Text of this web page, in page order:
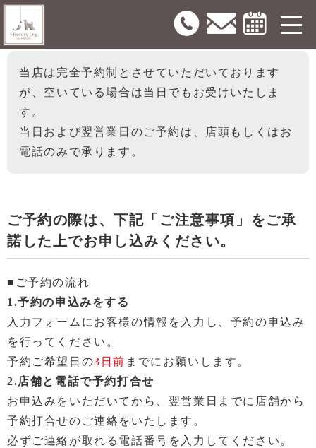
予約について
当店は完全予約制とさせていただいております
が、空いている場合は当日でもお受けいたしま
す。
当日および翌営業日のご予約は、店頭もしくはお
電話のみで承ります。
ご予約の際は、下記「ご注意事項」をご承
諾した上でお申し込みください。
■ご予約の流れ
1.予約の申込みをする
入力フォームにお客様の情報を入力し、予約の申込み
を行ってください。
予約ご希望日の3日前 までにお願いします。
2.店舗と電話で予約打合せ
お申込みをいただいてから、翌営業日までに店舗から
予約打合せのご連絡をいたします。
必ずご連絡が取れる電話番号を入力してください。